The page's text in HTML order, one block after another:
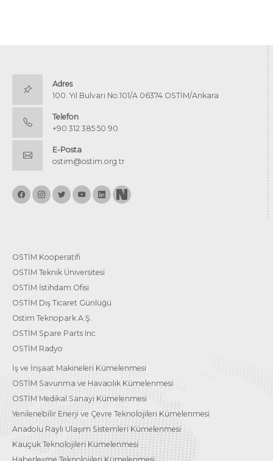
Adres
100. Yıl Bulvarı No:101/A 06374 OSTİM/Ankara
Telefon
+90 312 385 50 90
E-Posta
ostim@ostim.org.tr
OSTİM Kooperatifi
OSTİM Teknik Üniversitesi
OSTİM İstihdam Ofisi
OSTİM Dış Ticaret Günlüğü
Ostim Teknopark A.Ş.
OSTİM Spare Parts Inc.
OSTİM Radyo
İş ve İnşaat Makineleri Kümelenmesi
OSTİM Savunma ve Havacılık Kümelenmesi
OSTİM Medikal Sanayi Kümelenmesi
Yenilenebilir Enerji ve Çevre Teknolojileri Kümelenmesi
Anadolu Raylı Ulaşım Sistemleri Kümelenmesi
Kauçuk Teknolojileri Kümelenmesi